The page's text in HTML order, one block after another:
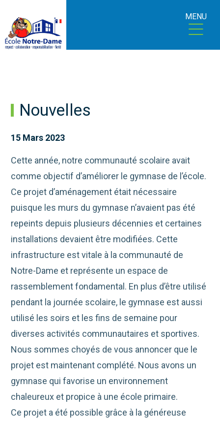
MENU
Nouvelles
15 Mars 2023
Cette année, notre communauté scolaire avait
comme objectif d’améliorer le gymnase de l’école.
Ce projet d’aménagement était nécessaire
puisque les murs du gymnase n’avaient pas été
repeints depuis plusieurs décennies et certaines
installations devaient être modifiées. Cette
infrastructure est vitale à la communauté de
Notre-Dame et représente un espace de
rassemblement fondamental. En plus d’être utilisé
pendant la journée scolaire, le gymnase est aussi
utilisé les soirs et les fins de semaine pour
diverses activités communautaires et sportives.
Nous sommes choyés de vous annoncer que le
projet est maintenant complété. Nous avons un
gymnase qui favorise un environnement
chaleureux et propice à une école primaire.
Ce projet a été possible grâce à la généreuse